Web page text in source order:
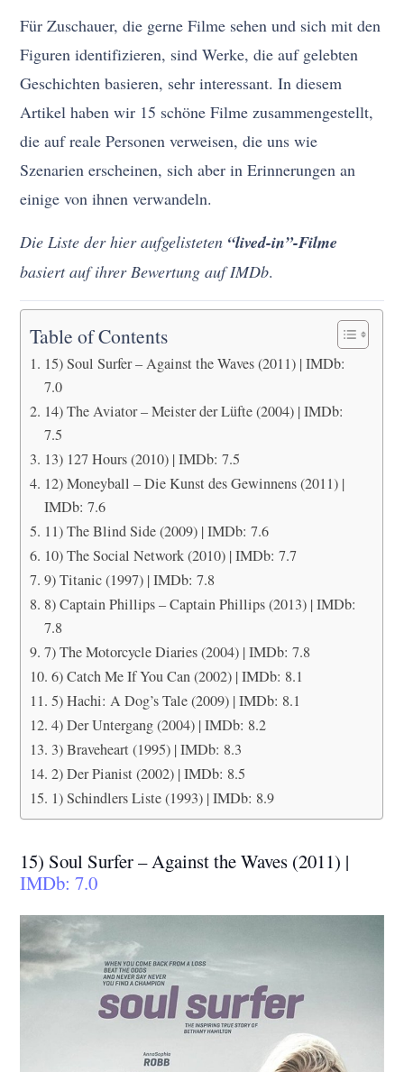
Für Zuschauer, die gerne Filme sehen und sich mit den
Figuren identifizieren, sind Werke, die auf gelebten
Geschichten basieren, sehr interessant. In diesem
Artikel haben wir 15 schöne Filme zusammengestellt,
die auf reale Personen verweisen, die uns wie
Szenarien erscheinen, sich aber in Erinnerungen an
einige von ihnen verwandeln.
Die Liste der hier aufgelisteten “lived-in”-Filme
basiert auf ihrer Bewertung auf IMDb.
Table of Contents
15) Soul Surfer – Against the Waves (2011) | IMDb:
7.0
14) The Aviator – Meister der Lüfte (2004) | IMDb:
7.5
13) 127 Hours (2010) | IMDb: 7.5
12) Moneyball – Die Kunst des Gewinnens (2011) |
IMDb: 7.6
11) The Blind Side (2009) | IMDb: 7.6
10) The Social Network (2010) | IMDb: 7.7
9) Titanic (1997) | IMDb: 7.8
8) Captain Phillips – Captain Phillips (2013) | IMDb:
7.8
7) The Motorcycle Diaries (2004) | IMDb: 7.8
6) Catch Me If You Can (2002) | IMDb: 8.1
5) Hachi: A Dog’s Tale (2009) | IMDb: 8.1
4) Der Untergang (2004) | IMDb: 8.2
3) Braveheart (1995) | IMDb: 8.3
2) Der Pianist (2002) | IMDb: 8.5
1) Schindlers Liste (1993) | IMDb: 8.9
15) Soul Surfer – Against the Waves (2011) |
IMDb: 7.0